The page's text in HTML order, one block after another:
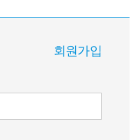
회원가입